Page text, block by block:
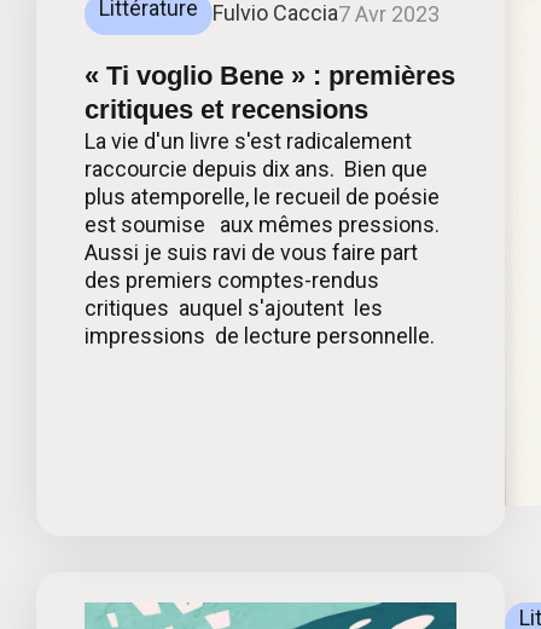
Littérature Fulvio Caccia7 Avr 2023
« Ti voglio Bene » : premières
critiques et recensions
La vie d'un livre s'est radicalement
raccourcie depuis dix ans. Bien que
plus atemporelle, le recueil de poésie
est soumise aux mêmes pressions.
Aussi je suis ravi de vous faire part
des premiers comptes-rendus
critiques auquel s'ajoutent les
impressions de lecture personnelle.